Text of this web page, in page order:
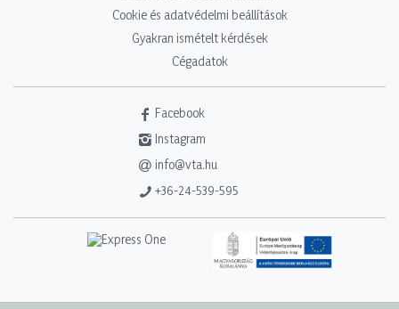
Cookie és adatvédelmi beállítások
Gyakran ismételt kérdések
Cégadatok
Facebook
Instagram
info@vta.hu
+36-24-539-595